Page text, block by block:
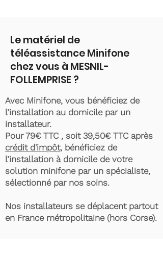
Le matériel de
téléassistance Minifone
chez vous à MESNIL-
FOLLEMPRISE ?
Avec Minifone, vous bénéficiez de
l’installation au domicile par un
installateur.
Pour 79€ TTC , soit 39,50€ TTC après
crédit d'impôt, bénéficiez de
l’installation à domicile de votre
solution minifone par un spécialiste,
sélectionné par nos soins.
Nos installateurs se déplacent partout
en France métropolitaine (hors Corse).